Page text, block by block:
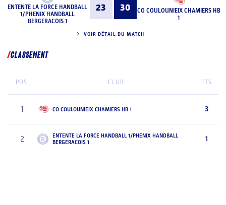
ENTENTE LA FORCE HANDBALL
1/PHENIX HANDBALL
BERGERACOIS 1
23 30
CO COULOUNIEIX CHAMIERS HB
1
VOIR DÉTAIL DU MATCH
CLASSEMENT
POS. CLUB PTS
1 CO COULOUNIEIX CHAMIERS HB 1 3
2
ENTENTE LA FORCE HANDBALL 1/PHENIX HANDBALL
BERGERACOIS 1
1